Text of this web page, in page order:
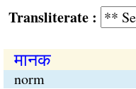
:
मानक
norm